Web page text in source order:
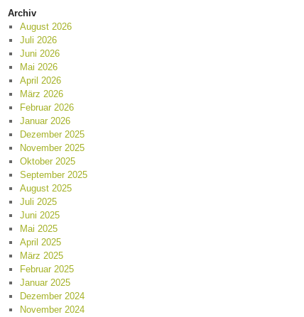
Archiv
August 2026
Juli 2026
Juni 2026
Mai 2026
April 2026
März 2026
Februar 2026
Januar 2026
Dezember 2025
November 2025
Oktober 2025
September 2025
August 2025
Juli 2025
Juni 2025
Mai 2025
April 2025
März 2025
Februar 2025
Januar 2025
Dezember 2024
November 2024